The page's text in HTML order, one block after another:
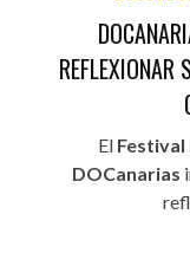
REFLEXIONAR
El Festival
DOCanarias